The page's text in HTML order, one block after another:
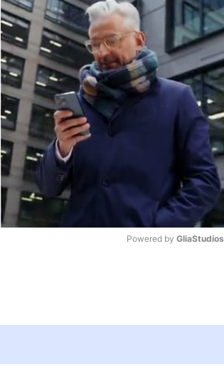
Powered by GliaStudios